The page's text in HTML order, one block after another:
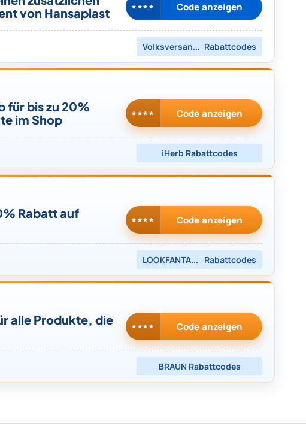
von Hansaplast
**** Code anzeigen
Volksversand Apotheke Rabattcodes
für bis zu 20%
im Shop
**** Code anzeigen
iHerb Rabattcodes
Rabatt auf
**** Code anzeigen
LOOKFANTASTIC Rabattcodes
alle Produkte, die
**** Code anzeigen
BRAUN Rabattcodes